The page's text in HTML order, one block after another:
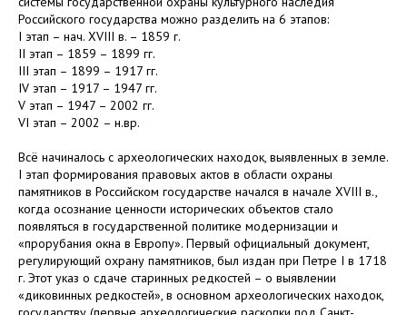
Российского государства можно разделить на 6 этапов:
I этап – нач. XVIII в. – 1859 г.
II этап – 1859 – 1899 гг.
III этап – 1899 – 1917 гг.
IV этап – 1917 – 1947 гг.
V этап – 1947 – 2002 гг.
VI этап – 2002 – н.вр.
Всё начиналось с археологических находок, выявленных в земле.
I этап формирования правовых актов в области охраны
памятников в Российском государстве начался в начале XVIII в.,
когда осознание ценности исторических объектов стало
появляться в государственной политике модернизации и
«прорубания окна в Европу». Первый официальный документ,
регулирующий охрану памятников, был издан при Петре I в 1718
г. Этот указ о сдаче старинных редкостей – о выявлении
«диковинных редкостей», в основном археологических находок,